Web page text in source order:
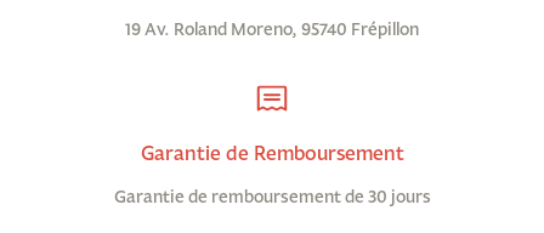
19 Av. Roland Moreno, 95740 Frépillon
Garantie de Remboursement
Garantie de remboursement de 30 jours